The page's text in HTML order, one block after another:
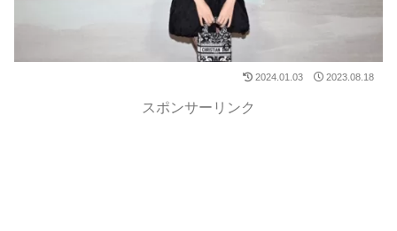
2024.01.03 2023.08.18
スポンサーリンク